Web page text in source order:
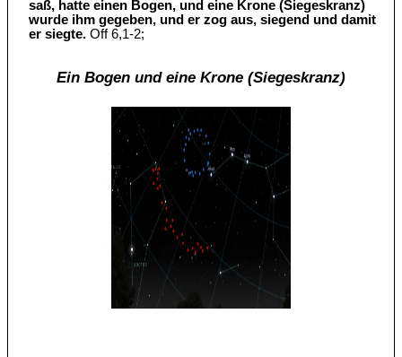
saß, hatte einen Bogen, und eine Krone (Siegeskranz)
wurde ihm gegeben, und er zog aus, siegend und damit
er siegte. Off 6,1-2;
Ein Bogen und eine Krone (Siegeskranz)